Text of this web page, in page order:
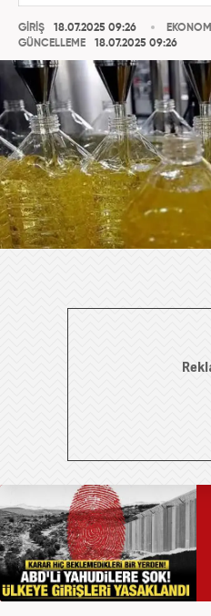
GİRİŞ
18.07.2025 09:26
GÜNCELLEME
18.07.2025 09:26
EKONOMİ